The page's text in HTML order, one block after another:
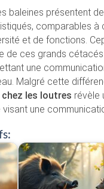
baleines présentent
comparables à
et de fonctions.
de ces grands
une
Malgré cette
les loutres révèle
visant une